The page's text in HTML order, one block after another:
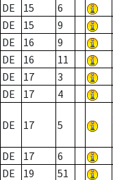
DE
15 6
DE
15 9
DE
16 9
DE
16 11
DE
17 3
DE
17 4
DE 17 5
DE 17 6
DE
19 51